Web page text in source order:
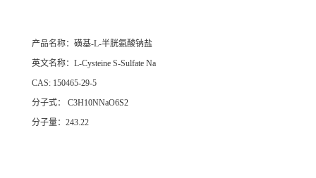
产品名称：磺基-L-半胱氨酸钠盐
英文名称：L-Cysteine S-Sulfate Na
CAS: 150465-29-5
分子式： C3H10NNaO6S2
分子量：243.22